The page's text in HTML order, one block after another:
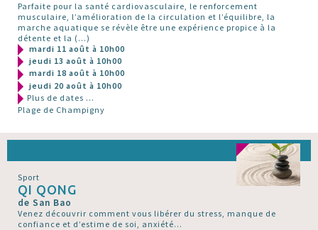
Parfaite pour la santé cardiovasculaire, le renforcement
musculaire, l’amélioration de la circulation et l’équilibre, la
marche aquatique se révèle être une expérience propice à la
détente et la (…)
mardi 11 août à 10h00
jeudi 13 août à 10h00
mardi 18 août à 10h00
jeudi 20 août à 10h00
Plus de dates ...
Plage de Champigny
Sport
QI QONG
de San Bao
Venez découvrir comment vous libérer du stress, manque de
confiance et d’estime de soi, anxiété...